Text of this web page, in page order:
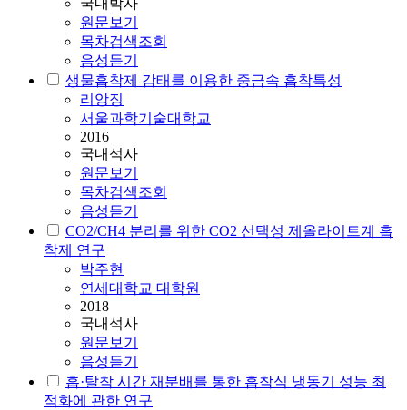
국내박사
원문보기
목차검색조회
음성듣기
생물흡착제 감태를 이용한 중금속 흡착특성
리앙징
서울과학기술대학교
2016
국내석사
원문보기
목차검색조회
음성듣기
CO2/CH4 분리를 위한 CO2 선택성 제올라이트계 흡
착제 연구
박주현
연세대학교 대학원
2018
국내석사
원문보기
음성듣기
흡·탈착 시간 재분배를 통한 흡착식 냉동기 성능 최
적화에 관한 연구